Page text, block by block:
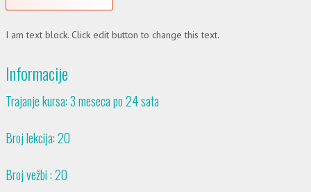
I am text block. Click edit button to change this text.
Informacije
Trajanje kursa: 3 meseca po 24 sata
Broj lekcija: 20
Broj vežbi : 20